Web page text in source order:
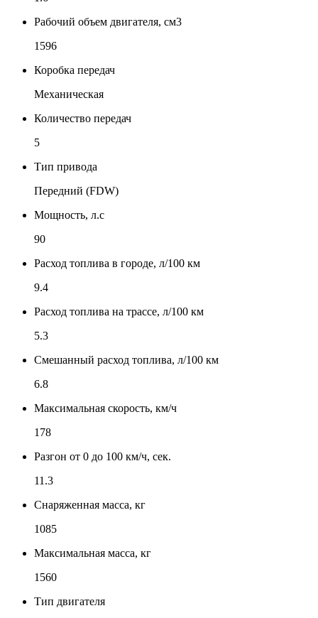
Рабочий объем двигателя, см3
1596
Коробка передач
Механическая
Количество передач
5
Тип привода
Передний (FDW)
Мощность, л.с
90
Расход топлива в городе, л/100 км
9.4
Расход топлива на трассе, л/100 км
5.3
Смешанный расход топлива, л/100 км
6.8
Максимальная скорость, км/ч
178
Разгон от 0 до 100 км/ч, сек.
11.3
Снаряженная масса, кг
1085
Максимальная масса, кг
1560
Тип двигателя